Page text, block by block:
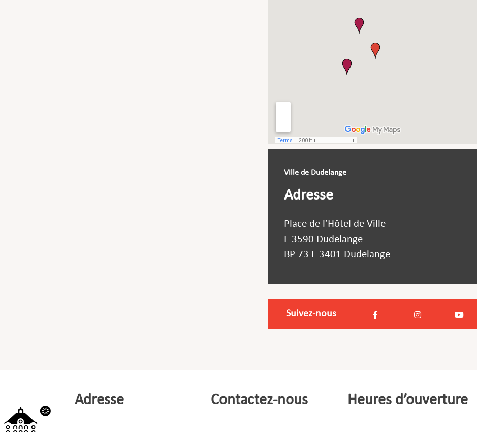
Ville de Dudelange
Adresse
Place de l’Hôtel de Ville
L-3590 Dudelange
BP 73 L-3401 Dudelange
Suivez-nous
Adresse Contactez-nous Heures d’ouverture